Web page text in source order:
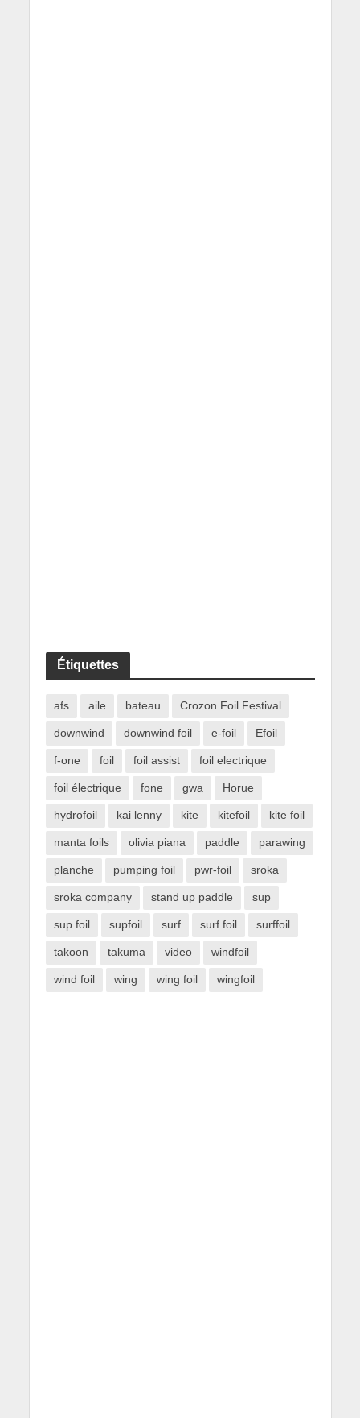
Étiquettes
afs aile bateau Crozon Foil Festival
downwind downwind foil e-foil Efoil
f-one foil foil assist foil electrique
foil électrique fone gwa Horue
hydrofoil kai lenny kite kitefoil kite foil
manta foils olivia piana paddle parawing
planche pumping foil pwr-foil sroka
sroka company stand up paddle sup
sup foil supfoil surf surf foil surffoil
takoon takuma video windfoil
wind foil wing wing foil wingfoil